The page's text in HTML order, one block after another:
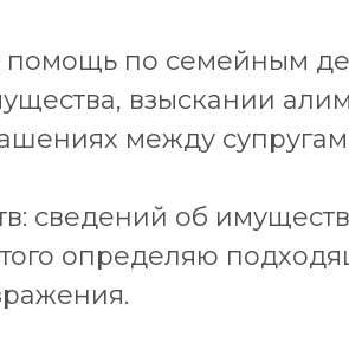
помощь по семейным
взыскании
между
сведений об
определяю